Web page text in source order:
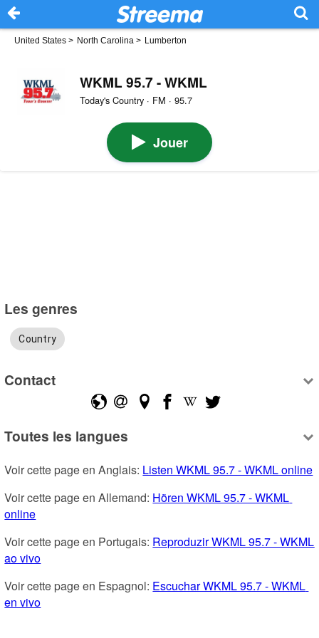
United States > North Carolina > Lumberton
WKML 95.7 - WKML
Today's Country · FM · 95.7
Jouer
Les genres
Country
Contact
Toutes les langues
Voir cette page en Anglais: Listen WKML 95.7 - WKML online
Voir cette page en Allemand: Hören WKML 95.7 - WKML
online
Voir cette page en Portugais: Reproduzir WKML 95.7 - WKML
ao vivo
Voir cette page en Espagnol: Escuchar WKML 95.7 - WKML
en vivo